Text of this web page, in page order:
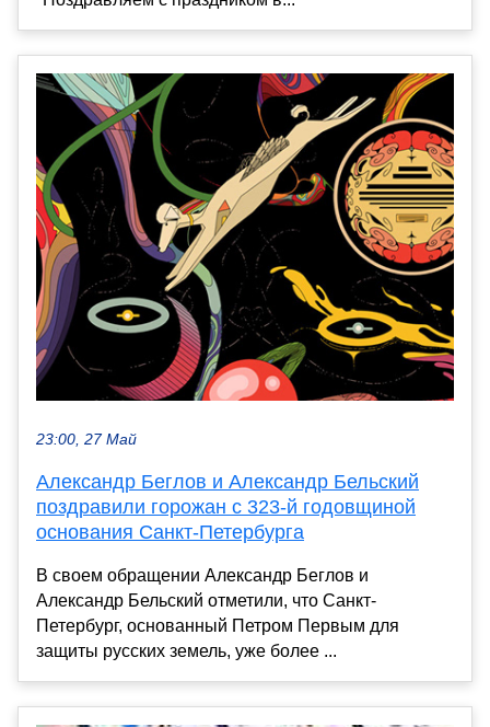
23:00, 27 Май
Александр Беглов и Александр Бельский
поздравили горожан с 323-й годовщиной
основания Санкт-Петербурга
В своем обращении Александр Беглов и
Александр Бельский отметили, что Санкт-
Петербург, основанный Петром Первым для
защиты русских земель, уже более ...